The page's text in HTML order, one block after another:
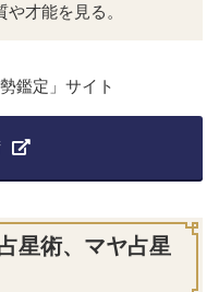
才能を見る。
鑑定」サイト
星術、マヤ占星